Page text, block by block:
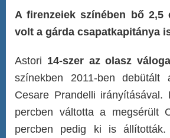
A firenzeiek színében bő
volt a gárda csapatkapitánya
Astori 14-szer az olasz
színekben 2011-ben debütált
Cesare Prandelli
percben váltotta a megsérült
percben pedig ki is